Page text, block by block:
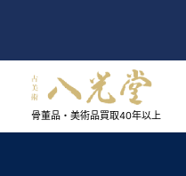
骨董品・美術品買取40年以上